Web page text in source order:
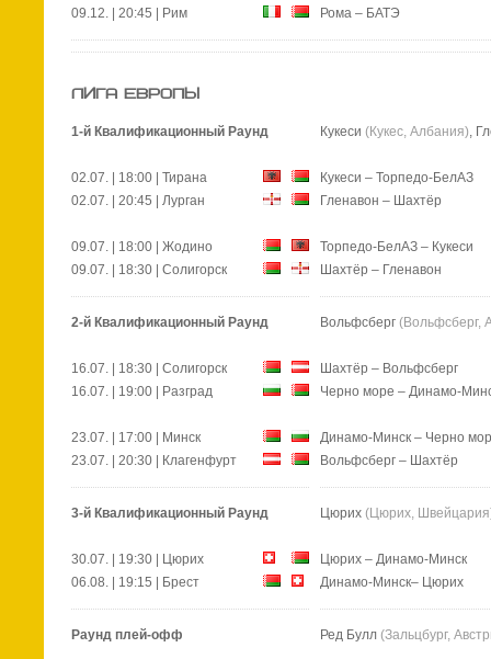
09.12. | 20:45 | Рим
Рома – БАТЭ
ЛИГА ЕВРОПЫ
1-й Квалификационный Раунд Кукеси (Кукес, Албания),
02.07. | 18:00 | Тирана
Кукеси – Торпедо-БелАЗ
02.07. | 20:45 | Лурган
Гленавон – Шахтёр
09.07. | 18:00 | Жодино
Торпедо-БелАЗ – Кукеси
09.07. | 18:30 | Солигорск
Шахтёр – Гленавон
2-й Квалификационный Раунд Вольфсберг (Вольфсберг,
16.07. | 18:30 | Солигорск
Шахтёр – Вольфсберг
16.07. | 19:00 | Разград
Черно море – Динамо-
23.07. | 17:00 | Минск
Динамо-Минск – Черно
23.07. | 20:30 | Клагенфурт
Вольфсберг – Шахтёр
3-й Квалификационный Раунд Цюрих (Цюрих,
30.07. | 19:30 | Цюрих
Цюрих – Динамо-Минск
06.08. | 19:15 | Брест
Динамо-Минск– Цюрих
Раунд плей-офф Ред Булл (Зальцбург,